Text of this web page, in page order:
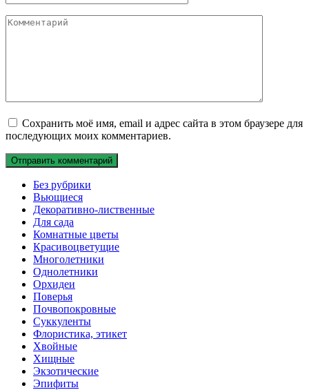
Комментарий
Сохранить моё имя, email и адрес сайта в этом браузере для
последующих моих комментариев.
Без рубрики
Вьющиеся
Декоративно-лиственные
Для сада
Комнатные цветы
Красивоцветущие
Многолетники
Однолетники
Орхидеи
Поверья
Почвопокровные
Суккуленты
Флористика, этикет
Хвойные
Хищные
Экзотические
Эпифиты